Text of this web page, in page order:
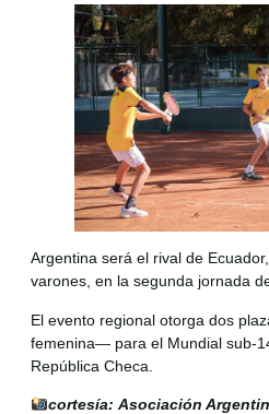
Argentina será el rival de
varones, en la segunda jornada
El evento regional otorga dos
femenina— para el Mundial sub-
República Checa.
cortesía: Asociación